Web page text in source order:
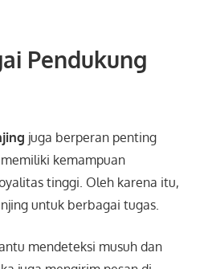
Pendukung
juga berperan penting
kemampuan
tinggi. Oleh karena itu,
untuk berbagai tugas.
mendeteksi musuh dan